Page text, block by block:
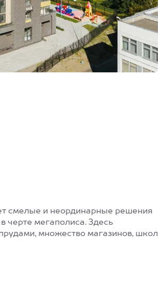
смелые и неординарные решения
черте мегаполиса. Здесь
множество магазинов, школ